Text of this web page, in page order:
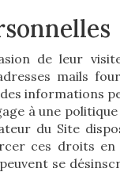
de leur
mails
informations
à une
du Site
ces droits
se